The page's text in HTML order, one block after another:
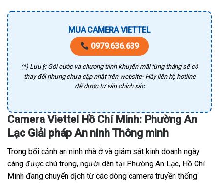
MUA CAMERA VIETTEL
0979.636.639
(*) Lưu ý: Gói cước và chương trình khuyến mãi từng tháng sẽ có
thay đổi nhưng chưa cập nhật trên website- Hãy liên hệ hotline
để được tư vấn chính xác
Camera Viettel Hồ Chí Minh: Phường An
Lạc Giải pháp An ninh Thông minh
Trong bối cảnh an ninh nhà ở và giám sát kinh doanh ngày
càng được chú trọng, người dân tại Phường An Lạc, Hồ Chí
Minh đang chuyển dịch từ các dòng camera truyền thống